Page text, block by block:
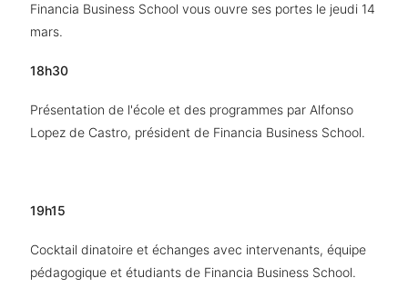
Financia Business School vous ouvre ses portes le jeudi 14
mars.
18h30
Présentation de l'école et des programmes par Alfonso
Lopez de Castro, président de Financia Business School.
19h15
Cocktail dinatoire et échanges avec intervenants, équipe
pédagogique et étudiants de Financia Business School.